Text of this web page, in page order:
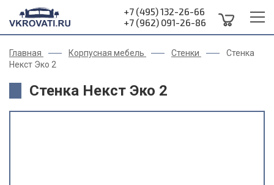
+7 (495) 132-26-66
+7 (962) 091-26-86
Главная Корпусная мебель Стенки
Стенка
Некст Эко 2
Стенка Некст Эко 2